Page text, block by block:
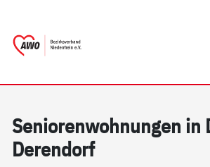
Se­nio­ren­woh­nun­gen in
De­ren­dorf